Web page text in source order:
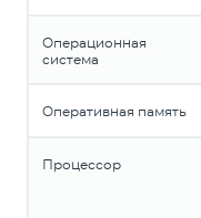
Операционная
система
Оперативная память
Процессор